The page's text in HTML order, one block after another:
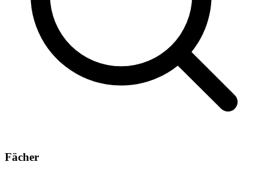
Fächer